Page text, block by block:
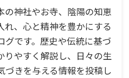
の神社やお寺、陰陽の知恵
れ、心と精神を豊かにする
グです。歴史や伝統に基づ
りやすく解説し、日々の生
づきを与える情報を投稿し